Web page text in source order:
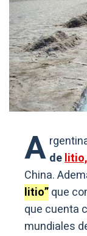
A delitio,
China.
litio”que
que cuenta
mundiales